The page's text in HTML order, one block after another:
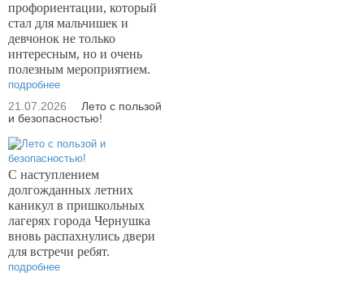
профориентации, который
стал для мальчишек и
девчонок не только
интересным, но и очень
полезным мероприятием.
подробнее
21.07.2026
Лето с пользой
и безопасностью!
С наступлением
долгожданных летних
каникул в пришкольных
лагерях города Чернушка
вновь распахнулись двери
для встречи ребят.
подробнее